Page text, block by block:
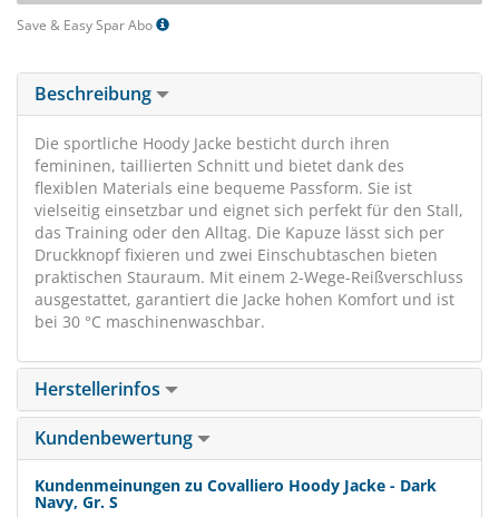
Save & Easy Spar Abo
Beschreibung
Die sportliche Hoody Jacke besticht durch ihren
femininen, taillierten Schnitt und bietet dank des
flexiblen Materials eine bequeme Passform. Sie ist
vielseitig einsetzbar und eignet sich perfekt für den Stall,
das Training oder den Alltag. Die Kapuze lässt sich per
Druckknopf fixieren und zwei Einschubtaschen bieten
praktischen Stauraum. Mit einem 2-Wege-Reißverschluss
ausgestattet, garantiert die Jacke hohen Komfort und ist
bei 30 °C maschinenwaschbar.
Herstellerinfos
Kundenbewertung
Kundenmeinungen zu Covalliero Hoody Jacke - Dark
Navy, Gr. S